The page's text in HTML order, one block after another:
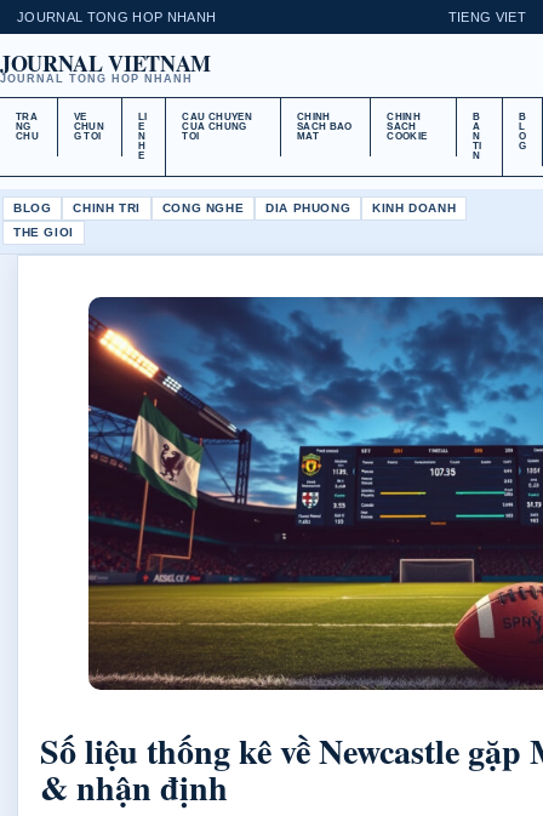
JOURNAL TONG HOP NHANH TIENG VIET
JOURNAL VIETNAM
JOURNAL TONG HOP NHANH
TRA
NG
CHU
VE
CHUN
G TOI
LI
E
N
H
E
CAU CHUYEN
CUA CHUNG
TOI
CHINH
SACH BAO
MAT
CHINH
SACH
COOKIE
B
A
N
TI
N
B
L
O
G
BLOG CHINH TRI CONG NGHE DIA PHUONG
KINH DOANH
THE GIOI
Số liệu thống kê về Newcastle
& nhận định